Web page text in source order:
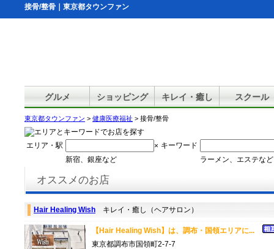
接骨/整骨｜東京都タウンファン
グルメ ショッピング キレイ・癒し スクール
東京都タウンファン > 健康医療福祉 > 接骨/整骨
エリア・駅 × キーワード
新宿、銀座など
ラーメン、エステなど
オススメのお店
Hair Healing Wish キレイ・癒し（ヘアサロン）
【Hair Healing Wish】は、調布・国領エリアに...
東京都調布市国領町2-7-7